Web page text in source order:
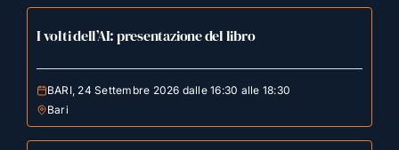
I volti dell’AI: presentazione del libro
BARI, 24 Settembre 2026 dalle 16:30 alle 18:30
Bari